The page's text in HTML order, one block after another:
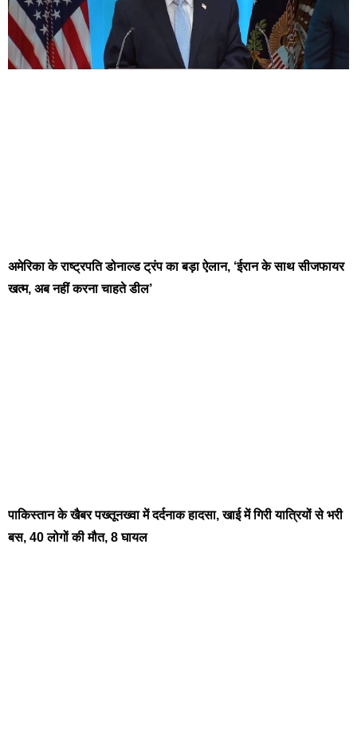
अमेरिका के राष्ट्रपति डोनाल्‍ड ट्रंप का बड़ा ऐलान, ‘ईरान के साथ सीजफायर
खत्‍म, अब नहीं करना चाहते डील’
पाकिस्तान के खैबर पख्तूनख्वा में दर्दनाक हादसा, खाई में गिरी यात्रियों से भरी
बस, 40 लोगों की मौत, 8 घायल